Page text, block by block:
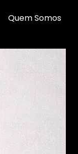
Quem Somos